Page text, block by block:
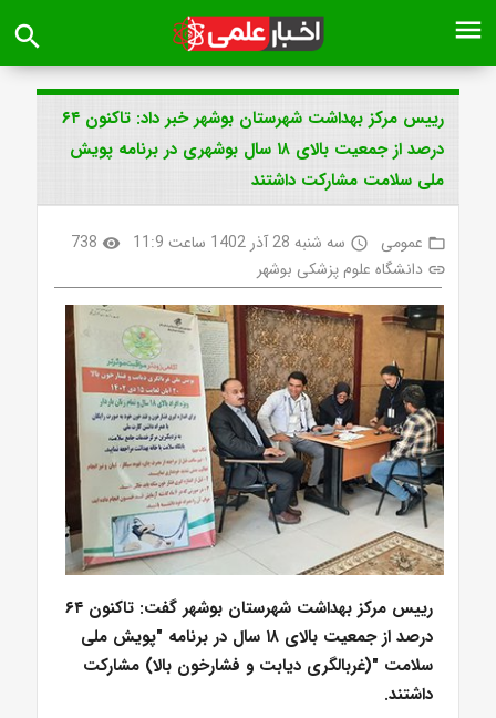
menu
search
رییس مرکز بهداشت شهرستان بوشهر خبر داد: تاکنون ۶۴
درصد از جمعیت بالای ۱۸ سال بوشهری در برنامه پویش
ملی سلامت مشارکت داشتند
folder_open عمومی access_time سه شنبه 28 آذر 1402 ساعت 11:9 visibility
738
link دانشگاه علوم پزشکی بوشهر
رییس مرکز بهداشت شهرستان بوشهر گفت: تاکنون ۶۴
درصد از جمعیت بالای ۱۸ سال در برنامه "پویش ملی
سلامت "(غربالگری دیابت و فشارخون بالا) مشارکت
داشتند.